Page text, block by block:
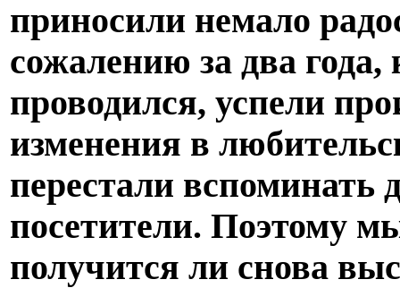
приносили немало
сожалению за два года,
проводился, успели
изменения в
перестали
посетители. Поэтому
получится ли снова